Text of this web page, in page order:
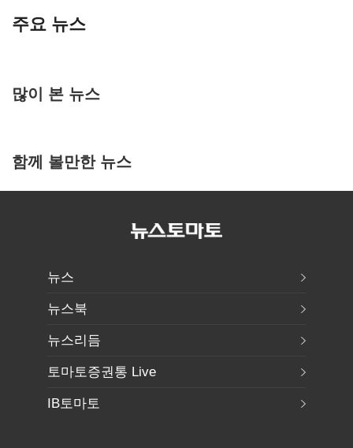
주요 뉴스
많이 본 뉴스
함께 볼만한 뉴스
뉴스
뉴스북
뉴스리듬
토마토증권통 Live
IB토마토